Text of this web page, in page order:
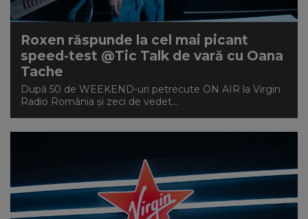
Roxen răspunde la cel mai picant
speed-test @Tic Talk de vară cu Oana
Tache
După 50 de WEEKEND-uri petrecute ON AIR la Virgin
Radio România și zeci de vedet...